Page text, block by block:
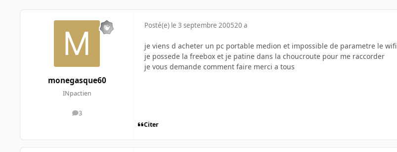
monegasque60
INpactien
3
messages
Posté(e) le 3 septembre 200520 a
je viens d acheter un pc portable medion et impossible de parametre le wifi
je possede la freebox et je patine dans la choucroute pour me raccorder
je vous demande comment faire merci a tous
Citer